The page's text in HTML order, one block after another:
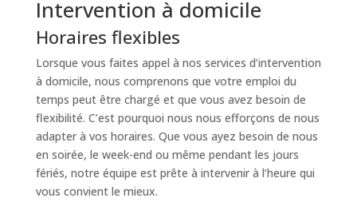
Intervention à domicile
Horaires flexibles
Lorsque vous faites appel à nos services d’intervention
à domicile, nous comprenons que votre emploi du
temps peut être chargé et que vous avez besoin de
flexibilité. C’est pourquoi nous nous efforçons de nous
adapter à vos horaires. Que vous ayez besoin de nous
en soirée, le week-end ou même pendant les jours
fériés, notre équipe est prête à intervenir à l’heure qui
vous convient le mieux.